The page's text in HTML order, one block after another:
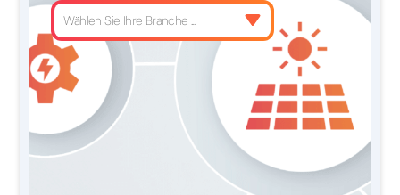
Wählen Sie Ihre Branche ...